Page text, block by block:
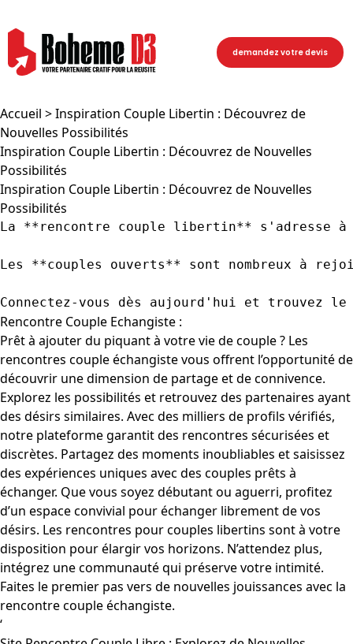
demandez votre devis
Accueil > Inspiration Couple Libertin : Découvrez de
Nouvelles Possibilités
Inspiration Couple Libertin : Découvrez de Nouvelles
Possibilités
Inspiration Couple Libertin : Découvrez de Nouvelles
Possibilités
La **rencontre couple libertin** s'adresse à
Les **couples ouverts** sont nombreux à
Connectez-vous dès aujourd'hui et trouvez
Rencontre Couple Echangiste :
Prêt à ajouter du piquant à votre vie de couple ? Les
rencontres couple échangiste vous offrent l’opportunité de
découvrir une dimension de partage et de connivence.
Explorez les possibilités et retrouvez des partenaires ayant
des désirs similaires. Avec des milliers de profils vérifiés,
notre plateforme garantit des rencontres sécurisées et
discrètes. Partagez des moments inoubliables et saisissez
des expériences uniques avec des couples prêts à
échanger. Que vous soyez débutant ou aguerri, profitez
d’un espace convivial pour échanger librement de vos
désirs. Les rencontres pour couples libertins sont à votre
disposition pour élargir vos horizons. N’attendez plus,
intégrez une communauté qui préserve votre intimité.
Faites le premier pas vers de nouvelles jouissances avec la
rencontre couple échangiste.
‘